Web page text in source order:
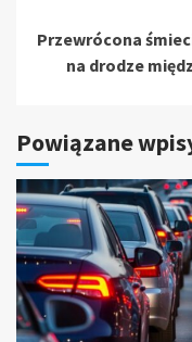
Przewrócona
na drodze
Powiązane